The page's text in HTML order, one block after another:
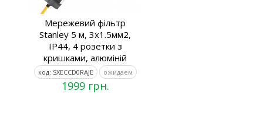
Мережевий фільтр
Stanley 5 м, 3x1.5мм2,
IP44, 4 розетки з
кришками, алюміній
код: SXECCD0RAJE ожидаем
1999 грн.